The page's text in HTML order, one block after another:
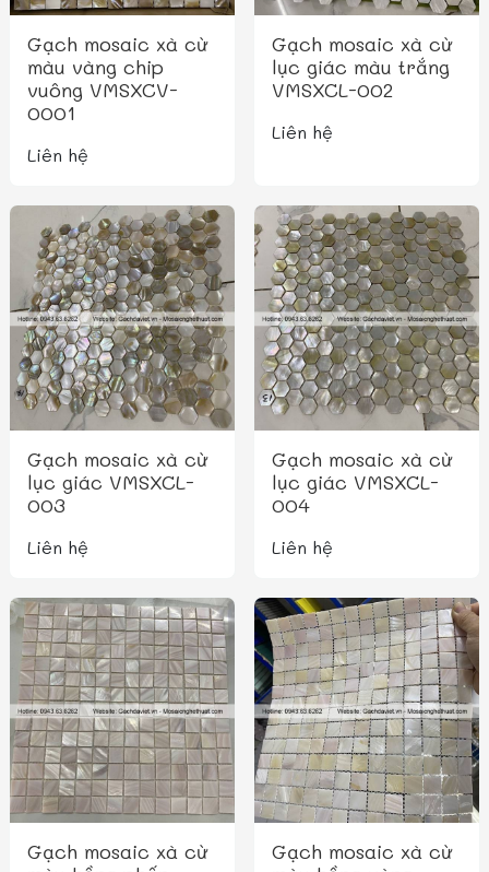
Gạch mosaic xà cừ
màu vàng chip
vuông VMSXCV-
0001
Liên hệ
Gạch mosaic xà cừ
lục giác màu trắng
VMSXCL-002
Liên hệ
Gạch mosaic xà cừ
lục giác VMSXCL-
003
Liên hệ
Gạch mosaic xà cừ
lục giác VMSXCL-
004
Liên hệ
Gạch mosaic xà cừ
Gạch mosaic xà cừ